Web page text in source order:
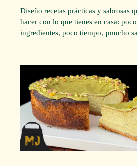
Diseño recetas prácticas y sabrosas
hacer con lo que tienes en casa:
ingredientes, poco tiempo, ¡mucho